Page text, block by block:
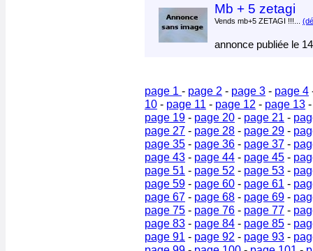
Mb + 5 zetagi
Vends mb+5 ZETAGI !!!...
annonce publiée le
page 1 - page 2 - page 3 - page 4
10 - page 11 - page 12 - page 13
page 19 - page 20 - page 21 -
page 27 - page 28 - page 29 -
page 35 - page 36 - page 37 -
page 43 - page 44 - page 45 -
page 51 - page 52 - page 53 -
page 59 - page 60 - page 61 -
page 67 - page 68 - page 69 -
page 75 - page 76 - page 77 -
page 83 - page 84 - page 85 -
page 91 - page 92 - page 93 -